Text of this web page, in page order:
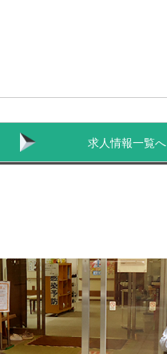
求人情報一覧へ